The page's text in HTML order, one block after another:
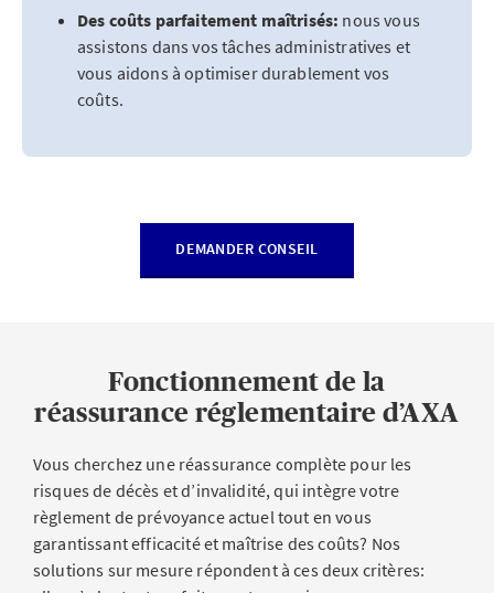
Des coûts parfaitement maîtrisés: nous vous
assistons dans vos tâches administratives et
vous aidons à optimiser durablement vos
coûts.
DEMANDER CONSEIL
Fonctionnement de la
réassurance réglementaire d’AXA
Vous cherchez une réassurance complète pour les
risques de décès et d’invalidité, qui intègre votre
règlement de prévoyance actuel tout en vous
garantissant efficacité et maîtrise des coûts? Nos
solutions sur mesure répondent à ces deux critères: